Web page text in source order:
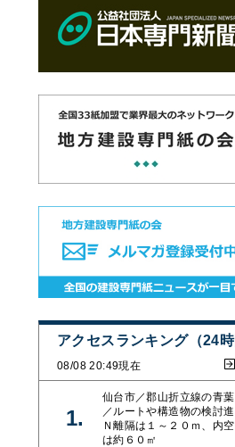
アクセスランキング（24時
08/08 20:49現在
仙台市／郡山折立線の青
／ルートや構造物の検討進
Ｎ離隔は１～２０ｍ、内
は約６０㎡